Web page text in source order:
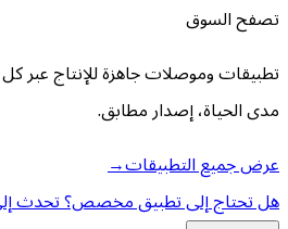
تصفح السوق
تطبيقات وموصلات جاهزة للإنتاج
مدى الحياة، إصدار مطابق.
عرض جميع التطبيقات→
هل تحتاج إلى تطبيق مخصص؟ تحدث